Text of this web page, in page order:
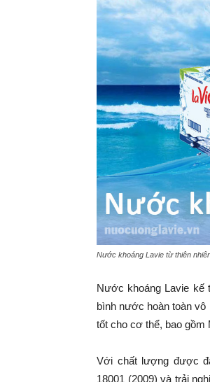
Nước khoáng Lavie từ thiên
Nước khoáng Lavie kế
bình nước hoàn toàn
tốt cho cơ thể, bao gồm
Với chất lượng được
18001 (2009) và trải